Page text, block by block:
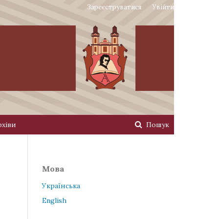
Пошук
Зареєструватися Увійти
Мова
Українська
English